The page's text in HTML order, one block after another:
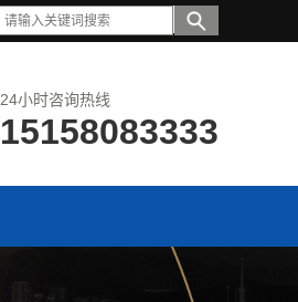
24小时咨询热线
15158083333